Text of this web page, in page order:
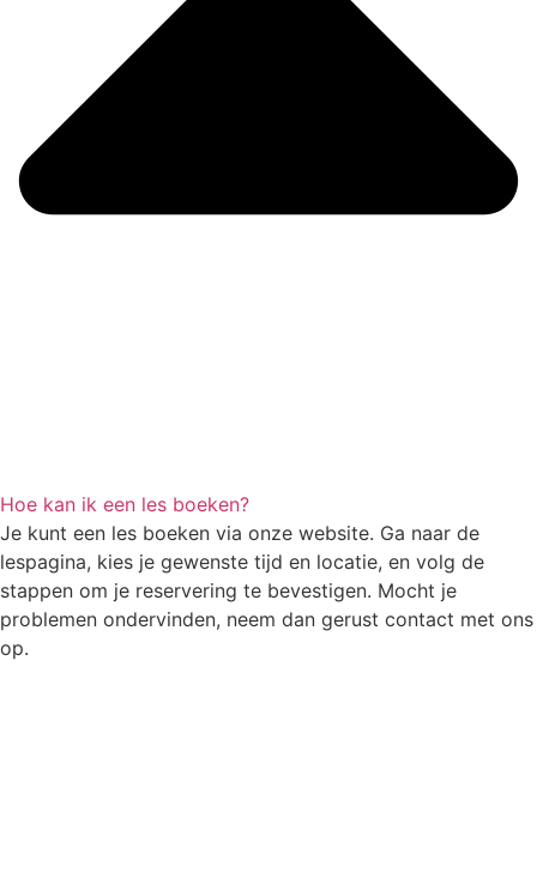
Hoe kan ik een les boeken?
Je kunt een les boeken via onze website. Ga naar de
lespagina, kies je gewenste tijd en locatie, en volg de
stappen om je reservering te bevestigen. Mocht je
problemen ondervinden, neem dan gerust contact met ons
op.